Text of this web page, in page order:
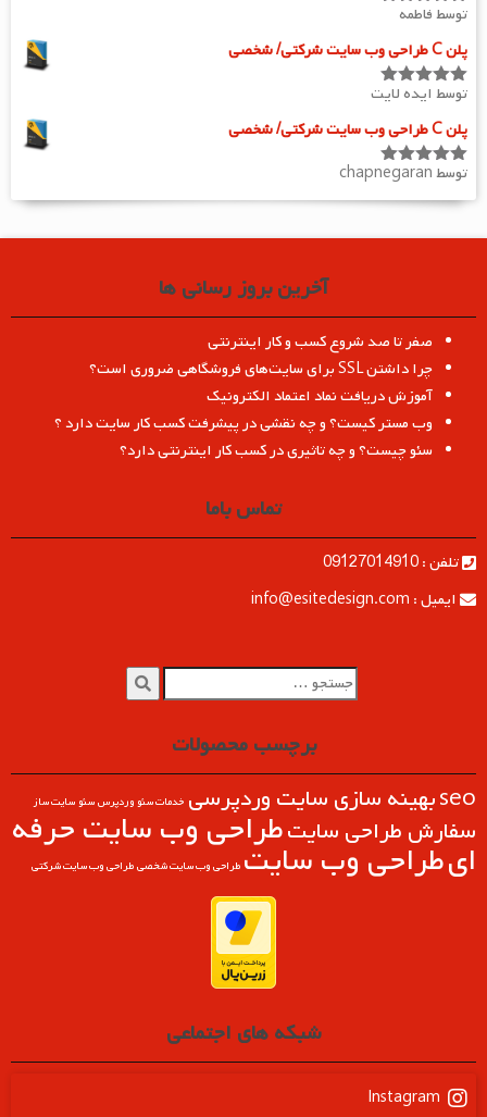
امتیاز5از
توسط فاطمه
پلن C طراحی وب سایت شرکتی/ شخصی
امتیاز5از
توسط ایده لایت
پلن C طراحی وب سایت شرکتی/ شخصی
امتیاز5 از
توسط chapnegaran
آخرین بروز رسانی ها
صفر تا صد شروع کسب و کار اینترنتی
چرا داشتن SSL برای سایت‌های فروشگاهی ضروری است؟
آموزش دریافت نماد اعتماد الکترونیک
وب مستر کیست؟ و چه نقشی در پیشرفت کسب کار سایت دارد ؟
سئو چیست؟ و چه تاثیری در کسب کار اینترنتی دارد؟
تماس باما
تلفن : 09127014910
ایمیل : info@esitedesign.com
برچسب محصولات
seoبهینه سازی سایت وردپرسی خدمات سئو وردپرسسئو سایت ساز
سفارش طراحی سایتطراحی وب سايت حرفه
ایطراحی وب سایت طراحی وب سایت شخصیطراحی وب سایت شرکتی
شبکه های اجتماعی